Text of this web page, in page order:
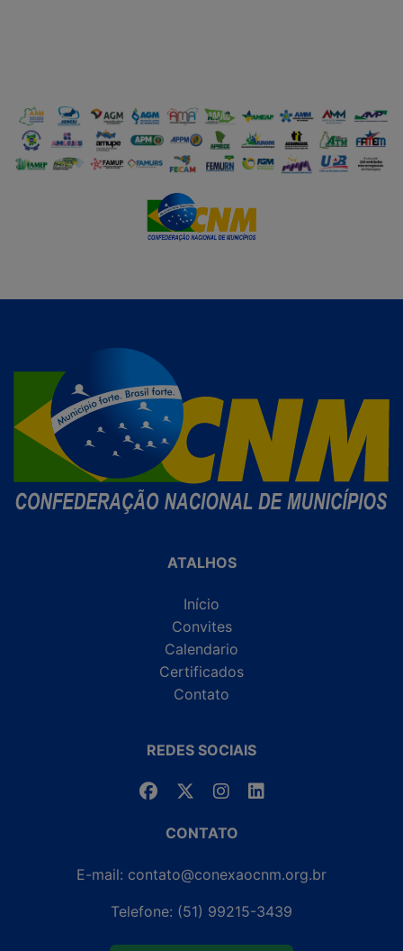
ATALHOS
Início
Convites
Calendario
Certificados
Contato
REDES SOCIAIS
CONTATO
E-mail: contato@conexaocnm.org.br
Telefone: (51) 99215-3439